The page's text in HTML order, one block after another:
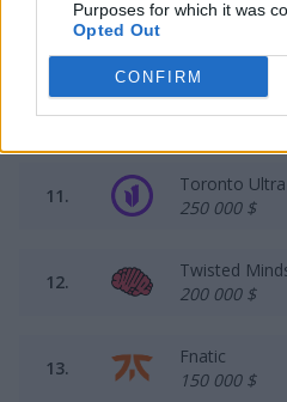
Purposes for which it was
Opted Out
CONFIRM
G2 Esports
Kwangdong
350 000 $
11.
Toronto Ultra
250 000 $
12.
Twisted
200 000 $
13.
Fnatic
150 000 $